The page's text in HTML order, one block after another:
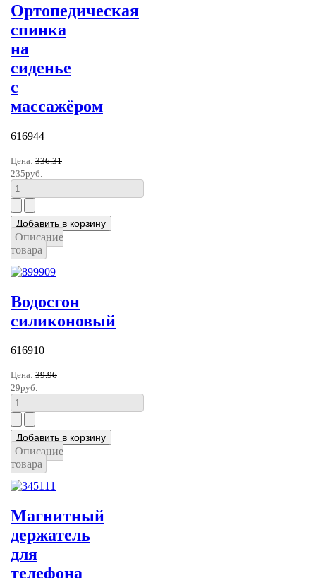
Ортопедическая
спинка
на
сиденье
с
массажёром
616944
Цена: 336.31
235руб.
Описание
товара
Водосгон
силиконовый
616910
Цена: 39.96
29руб.
Описание
товара
Магнитный
держатель
для
телефона